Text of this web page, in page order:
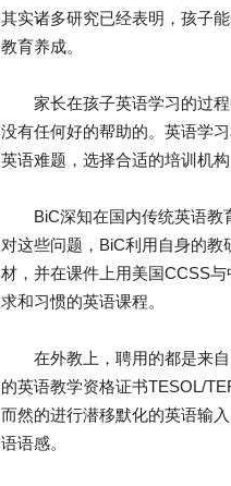
其实诸多研究已经表明，孩子
教育养成。
家长在孩子英语学习的过程
没有任何好的帮助的。英语学
英语难题，选择合适的培训机构
BiC深知在国内传统英语教
对这些问题，BiC利用自身的
材，并在课件上用美国CCSS
求和习惯的英语课程。
在外教上，聘用的都是来自
的英语教学资格证书TESOL/
而然的进行潜移默化的英语输
语语感。